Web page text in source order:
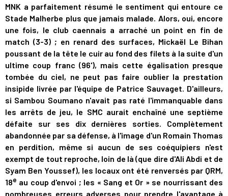
MNK a parfaitement résumé le sentiment qui entoure ce
Stade Malherbe plus que jamais malade. Alors, oui, encore
une fois, le club caennais a arraché un point en fin de
match (3-3) ; en renard des surfaces, Mickaël Le Bihan
poussant de la tête le cuir au fond des filets à la suite d'un
ultime coup franc (96'), mais cette égalisation presque
tombée du ciel, ne peut pas faire oublier la prestation
insipide livrée par l'équipe de Patrice Sauvaget. D'ailleurs,
si Sambou Soumano n'avait pas raté l'immanquable dans
les arrêts de jeu, le SMC aurait enchaîné une septième
défaite sur ses dix dernières sorties. Complètement
abandonnée par sa défense, à l'image d'un Romain Thomas
en perdition, même si aucun de ses coéquipiers n'est
exempt de tout reproche, loin de là (que dire d'Ali Abdi et de
Syam Ben Youssef), les locaux ont été renversés par QRM,
18e au coup d'envoi ; les « Sang et Or » se nourrissant des
nombreuses erreurs adverses pour prendre l'avantage à